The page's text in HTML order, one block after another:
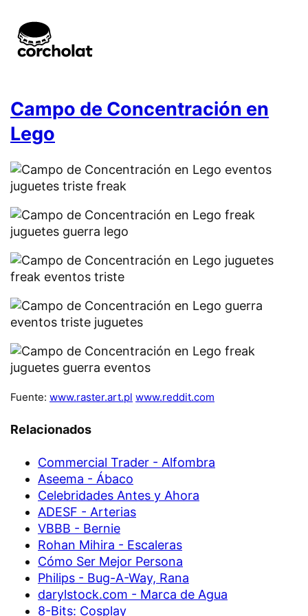
Campo de Concentración en
Lego
Fuente: www.raster.art.pl www.reddit.com
Relacionados
Commercial Trader - Alfombra
Aseema - Ábaco
Celebridades Antes y Ahora
ADESF - Arterias
VBBB - Bernie
Rohan Mihira - Escaleras
Cómo Ser Mejor Persona
Philips - Bug-A-Way, Rana
darylstock.com - Marca de Agua
8-Bits: Cosplay